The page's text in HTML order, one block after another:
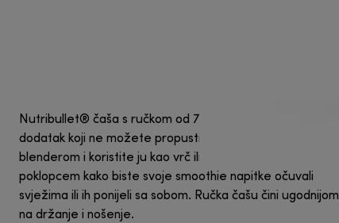
Nutribullet® čaša s ručkom od 700 ml univerzalni je
dodatak koji ne možete propustiti: sastavite ju sa svojim
blenderom i koristite ju kao vrč ili ju zatvorite priloženim
poklopcem kako biste svoje smoothie napitke očuvali
svježima ili ih ponijeli sa sobom. Ručka čašu čini ugodnijom
na držanje i nošenje.